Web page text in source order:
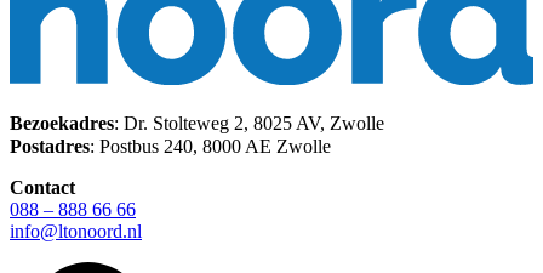
Bezoekadres: Dr. Stolteweg 2, 8025 AV, Zwolle
Postadres: Postbus 240, 8000 AE Zwolle
Contact
088 – 888 66 66
info@ltonoord.nl